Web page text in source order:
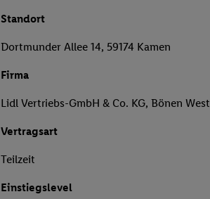
Standort
Dortmunder Allee 14, 59174 Kamen
Firma
Lidl Vertriebs-GmbH & Co. KG, Bönen West
Vertragsart
Teilzeit
Einstiegslevel